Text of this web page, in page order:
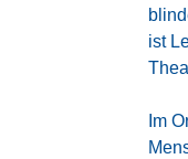
ist
Im